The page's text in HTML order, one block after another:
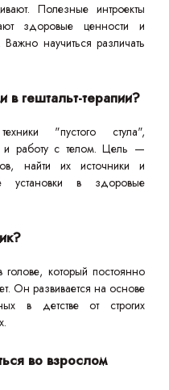
Полезные интроекты
здоровые ценности и
научиться различать
в гештальт-терапии?
"пустого стула",
и работу с телом. Цель —
найти их источники и
установки в здоровые
который постоянно
Он развивается на основе
в детстве от строгих
во взрослом